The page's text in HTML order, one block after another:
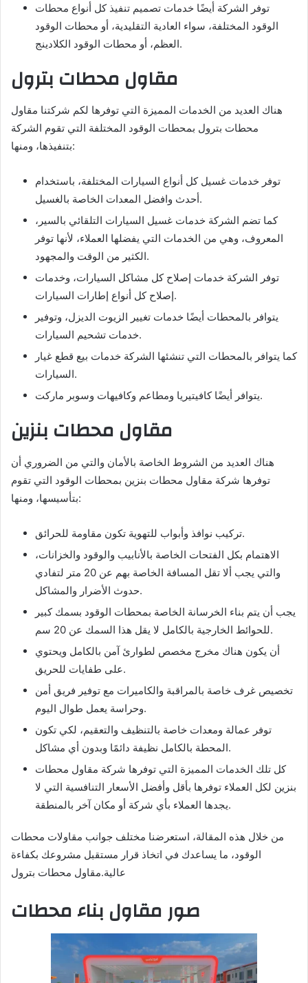
توفر الشركة أيضًا خدمات تصميم تنفيذ كل أنواع محطات
الوقود المختلفة، سواء العادية التقليدية، أو محطات الوقود
العظم، أو محطات الوقود الكلادينج.
مقاول محطات بترول
هناك العديد من الخدمات المميزة التي توفرها لكم شركتنا مقاول
محطات بترول بمحطات الوقود المختلفة التي تقوم الشركة
بتنفيذها، ومنها:
توفر خدمات غسيل كل أنواع السيارات المختلفة، باستخدام
أحدث وافضل المعدات الخاصة بالغسيل.
كما تضم الشركة خدمات غسيل السيارات التلقائي بالسير،
المعروف، وهي من الخدمات التي يفضلها العملاء، لأنها توفر
الكثير من الوقت والمجهود.
توفر الشركة خدمات إصلاح كل مشاكل السيارات، وخدمات
إصلاح كل أنواع إطارات السيارات.
يتوافر بالمحطات أيضًا خدمات تغيير الزيوت الديزل، وتوفير
خدمات تشحيم السيارات.
كما يتوافر بالمحطات التي تنشئها الشركة خدمات بيع قطع غيار
السيارات.
يتوافر أيضًا كافيتيريا ومطاعم وكافيهات وسوبر ماركت.
مقاول محطات بنزين
هناك العديد من الشروط الخاصة بالأمان والتي من الضروري أن
توفرها شركة مقاول محطات بنزين بمحطات الوقود التي تقوم
بتأسيسها، ومنها:
تركيب نوافذ وأبواب للتهوية تكون مقاومة للحرائق.
الاهتمام بكل الفتحات الخاصة بالأنابيب والوقود والخزانات،
والتي يجب ألا تقل المسافة الخاصة بهم عن 20 متر لتفادي
حدوث الأضرار والمشاكل.
يجب أن يتم بناء الخرسانة الخاصة بمحطات الوقود بسمك كبير
للحوائط الخارجية بالكامل لا يقل هذا السمك عن 20 سم.
أن يكون هناك مخرج مخصص لطوارئ آمن بالكامل ويحتوي
على طفايات للحريق.
تخصيص غرف خاصة بالمراقبة والكاميرات مع توفير فريق أمن
وحراسة يعمل طوال اليوم.
توفر عمالة ومعدات خاصة بالتنظيف والتعقيم، لكي تكون
المحطة بالكامل نظيفة دائمًا وبدون أي مشاكل.
كل تلك الخدمات المميزة التي توفرها شركة مقاول محطات
بنزين لكل العملاء توفرها بأقل وأفضل الأسعار التنافسية التي لا
يجدها العملاء بأي شركة أو مكان آخر بالمنطقة.
من خلال هذه المقالة، استعرضنا مختلف جوانب مقاولات محطات
الوقود، ما يساعدك في اتخاذ قرار مستقبل مشروعك بكفاءة
عالية.مقاول محطات بترول
صور مقاول بناء محطات